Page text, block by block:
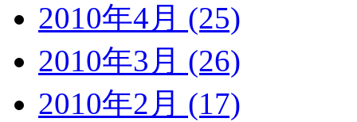
2010年4月 (25)
2010年3月 (26)
2010年2月 (17)